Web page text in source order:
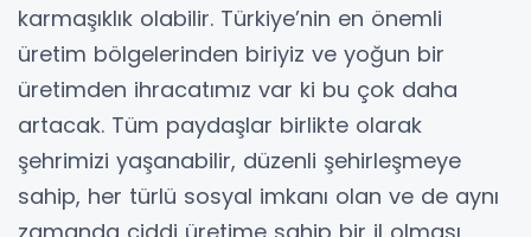
karmaşıklık olabilir. Türkiye’nin en önemli
üretim bölgelerinden biriyiz ve yoğun bir
üretimden ihracatımız var ki bu çok daha
artacak. Tüm paydaşlar birlikte olarak
şehrimizi yaşanabilir, düzenli şehirleşmeye
sahip, her türlü sosyal imkanı olan ve de aynı